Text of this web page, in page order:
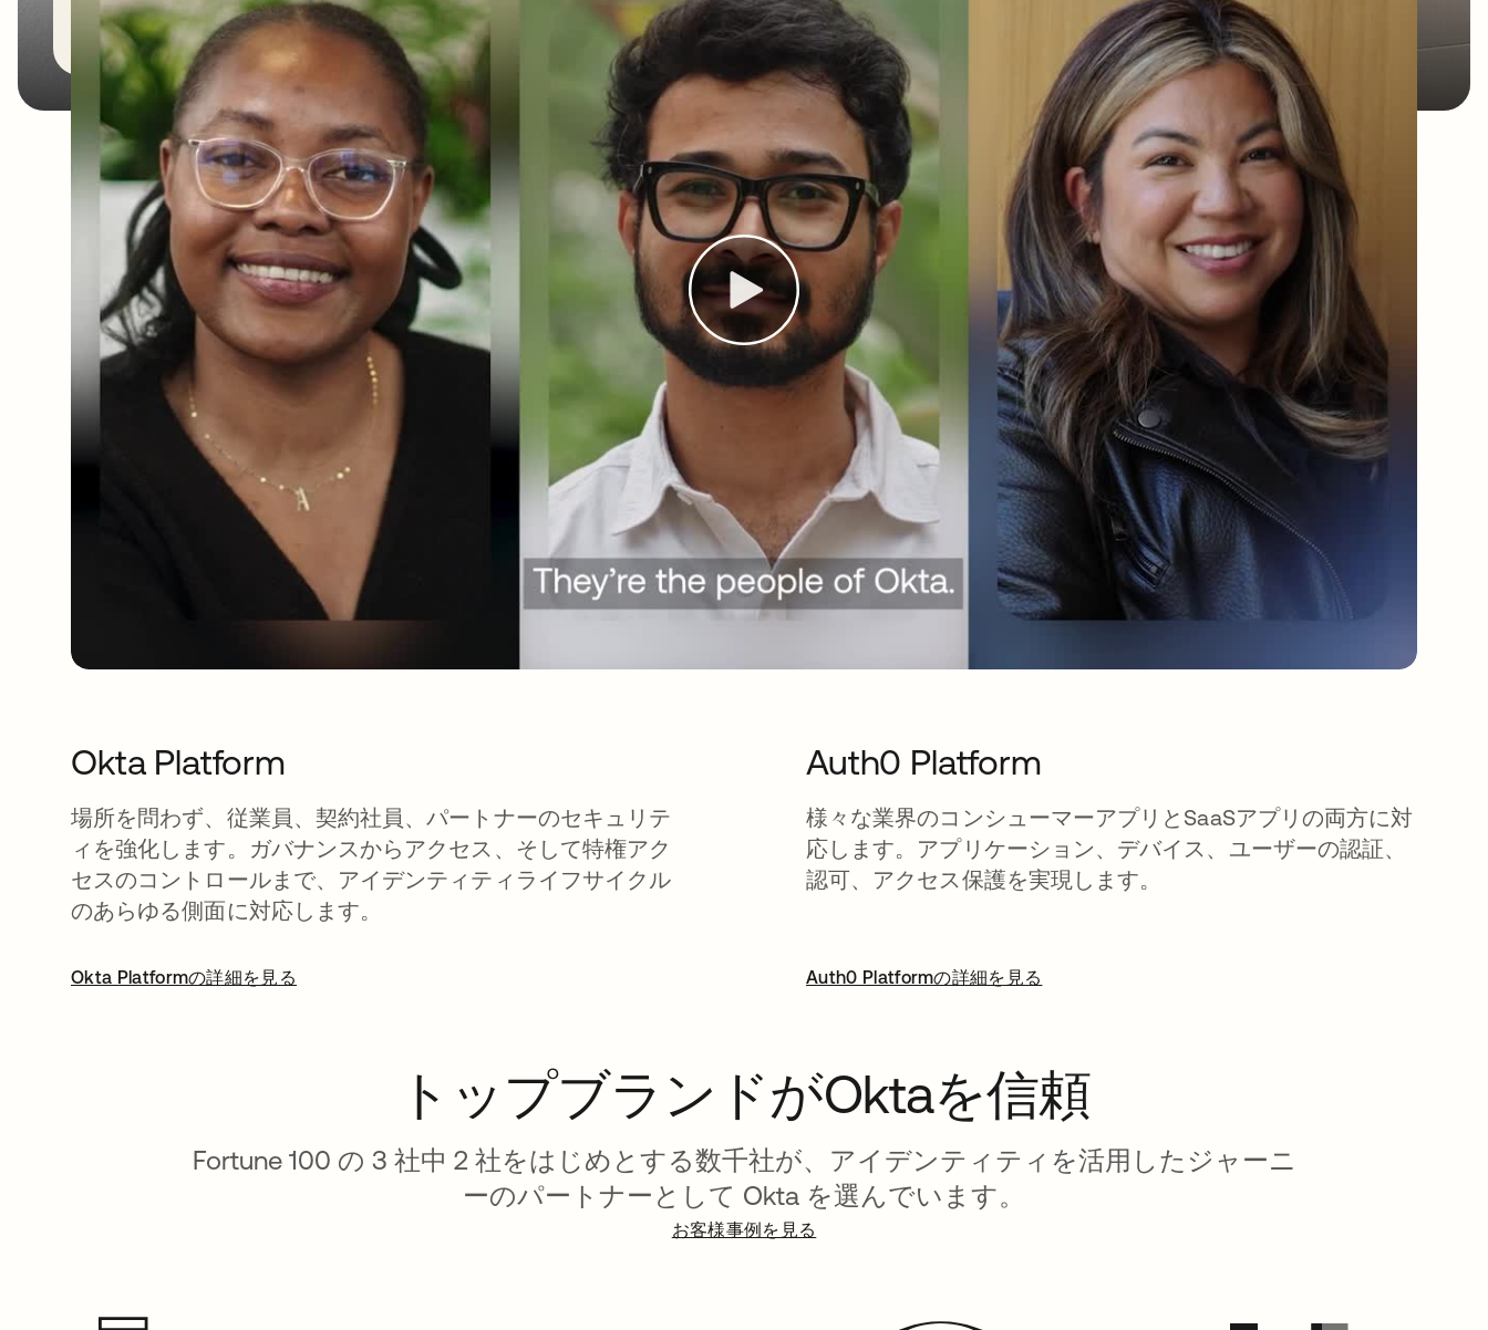
Okta Platform
場所を問わず、従業員、契約社員、パートナーのセキュリテ
ィを強化します。ガバナンスからアクセス、そして特権アク
セスのコントロールまで、アイデンティティライフサイクル
のあらゆる側面に対応します。
Okta Platformの詳細を見る
Auth0 Platform
様々な業界のコンシューマーアプリとSaaSアプリの両方に対
応します。アプリケーション、デバイス、ユーザーの認証、
認可、アクセス保護を実現します。
Auth0 Platformの詳細を見る
トップブランドがOktaを信頼
Fortune 100 の 3 社中 2 社をはじめとする数千社が、アイデンティティを活用したジャーニ
ーのパートナーとして Okta を選んでいます。
お客様事例を見る